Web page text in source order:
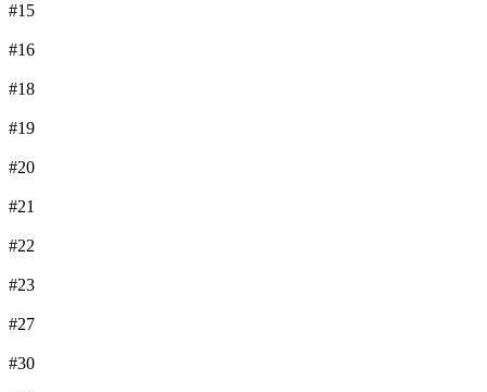
#15
#16
#18
#19
#20
#21
#22
#23
#27
#30